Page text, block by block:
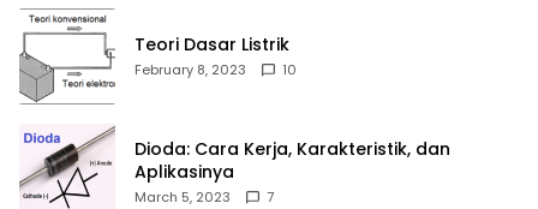
Teori Dasar Listrik
February 8, 2023 10
Dioda: Cara Kerja, Karakteristik, dan
Aplikasinya
March 5, 2023 7